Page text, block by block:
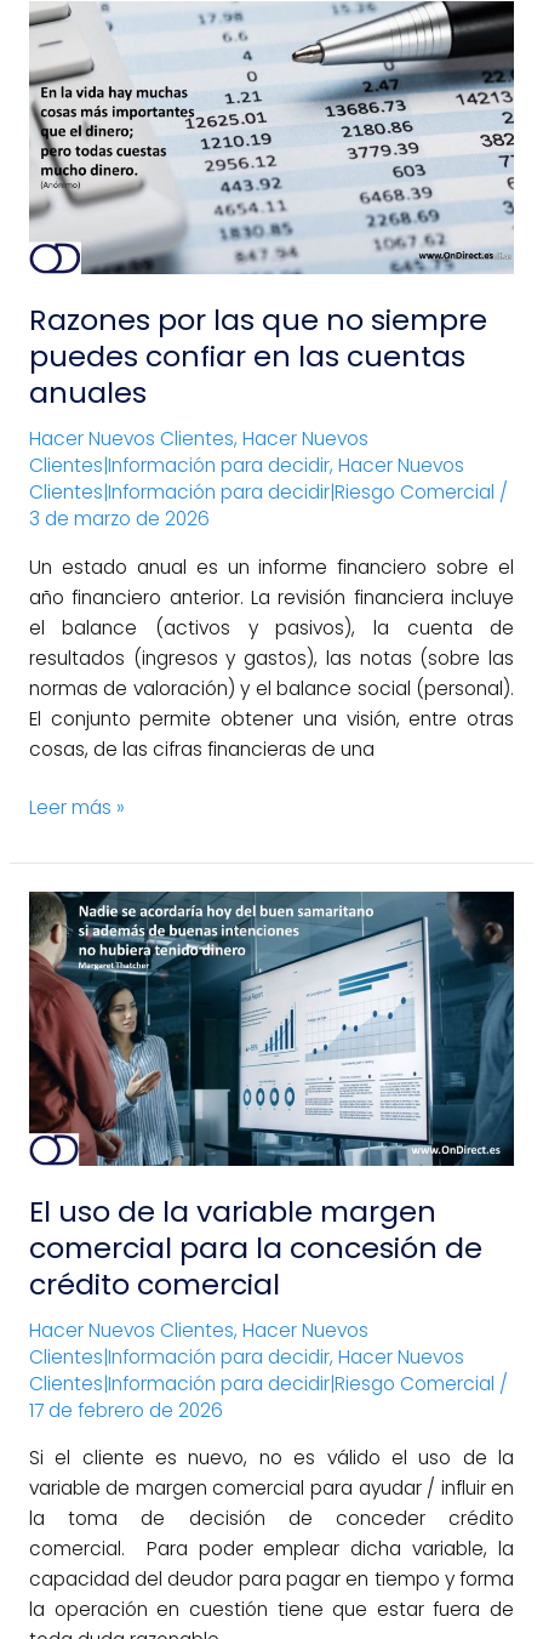
Razones por las que no siempre
puedes confiar en las cuentas
anuales
Hacer Nuevos Clientes, Hacer Nuevos
Clientes|Información para decidir, Hacer Nuevos
Clientes|Información para decidir|Riesgo Comercial /
3 de marzo de 2026
Un estado anual es un informe financiero sobre el
año financiero anterior. La revisión financiera incluye
el balance (activos y pasivos), la cuenta de
resultados (ingresos y gastos), las notas (sobre las
normas de valoración) y el balance social (personal).
El conjunto permite obtener una visión, entre otras
cosas, de las cifras financieras de una
Razones
por
las
que
no
siempre
puedes
confiar
en
cuentas
anuales
Leer más »
El uso de la variable margen
comercial para la concesión de
crédito comercial
Hacer Nuevos Clientes, Hacer Nuevos
Clientes|Información para decidir, Hacer Nuevos
Clientes|Información para decidir|Riesgo Comercial /
17 de febrero de 2026
Si el cliente es nuevo, no es válido el uso de la
variable de margen comercial para ayudar / influir en
la toma de decisión de conceder crédito
comercial. Para poder emplear dicha variable, la
capacidad del deudor para pagar en tiempo y forma
la operación en cuestión tiene que estar fuera de
El
uso
de
la
variable
margen
comercial
para
la
de
crédito
comercial